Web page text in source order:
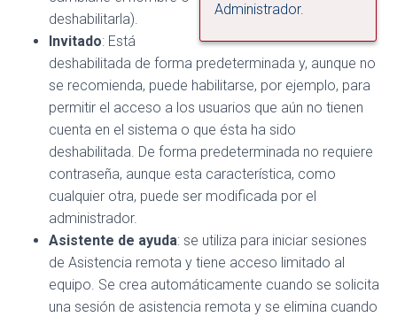
Administrador.
deshabilitarla).
Invitado: Está
deshabilitada de forma predeterminada y, aunque no
se recomienda, puede habilitarse, por ejemplo, para
permitir el acceso a los usuarios que aún no tienen
cuenta en el sistema o que ésta ha sido
deshabilitada. De forma predeterminada no requiere
contraseña, aunque esta característica, como
cualquier otra, puede ser modificada por el
administrador.
Asistente de ayuda: se utiliza para iniciar sesiones
de Asistencia remota y tiene acceso limitado al
equipo. Se crea automáticamente cuando se solicita
una sesión de asistencia remota y se elimina cuando